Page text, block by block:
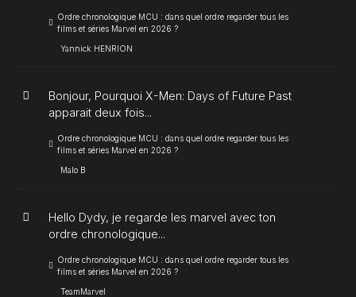
Ordre chronologique MCU : dans quel ordre regarder tous les
films et séries Marvel en 2026 ?
Yannick HENRION
Bonjour, Pourquoi X-Men: Days of Future Past
apparait deux fois...
Ordre chronologique MCU : dans quel ordre regarder tous les
films et séries Marvel en 2026 ?
Malo B
Hello Dydy, je regarde les marvel avec ton
ordre chronologique...
Ordre chronologique MCU : dans quel ordre regarder tous les
films et séries Marvel en 2026 ?
TeamMarvel